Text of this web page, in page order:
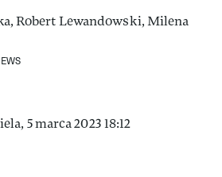
5 marca 2023 18:12